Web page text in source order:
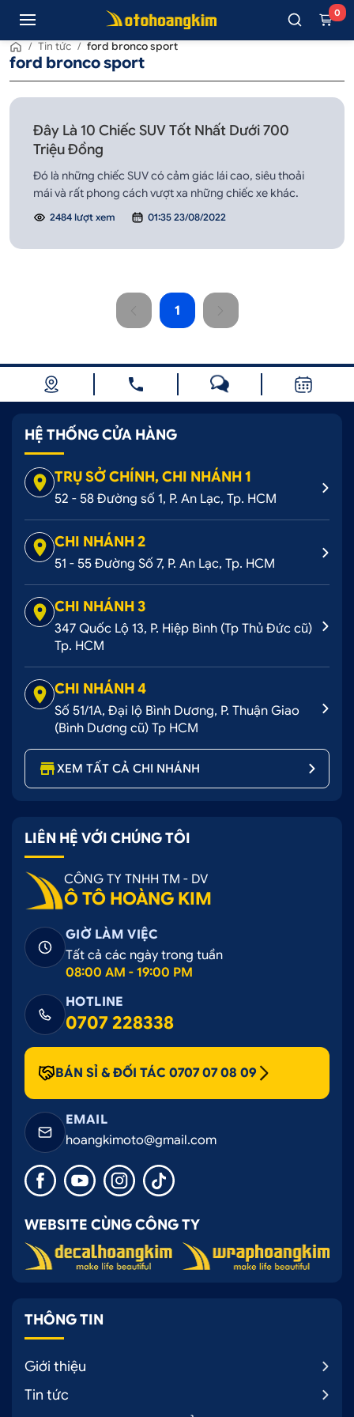
0
/ Tin tức / ford bronco sport
ford bronco sport
Đây Là 10 Chiếc SUV Tốt Nhất Dưới 700
Triệu Đồng
Đó là những chiếc SUV có cảm giác lái cao, siêu thoải
mái và rất phong cách vượt xa những chiếc xe khác.
2484 lượt xem 01:35 23/08/2022
1
HỆ THỐNG CỬA HÀNG
TRỤ SỞ CHÍNH, CHI NHÁNH 1
52 - 58 Đường số 1, P. An Lạc, Tp. HCM
CHI NHÁNH 2
51 - 55 Đường Số 7, P. An Lạc, Tp. HCM
CHI NHÁNH 3
347 Quốc Lộ 13, P. Hiệp Bình (Tp Thủ Đức cũ)
Tp. HCM
CHI NHÁNH 4
Số 51/1A, Đại lộ Bình Dương, P. Thuận Giao
(Bình Dương cũ) Tp HCM
XEM TẤT CẢ CHI NHÁNH
LIÊN HỆ VỚI CHÚNG TÔI
CÔNG TY TNHH TM - DV
Ô TÔ HOÀNG KIM
GIỜ LÀM VIỆC
Tất cả các ngày trong tuần
08:00 AM - 19:00 PM
HOTLINE
0707 228338
BÁN SỈ & ĐỐI TÁC 0707 07 08 09
EMAIL
hoangkimoto@gmail.com
WEBSITE CÙNG CÔNG TY
THÔNG TIN
Giới thiệu
Tin tức